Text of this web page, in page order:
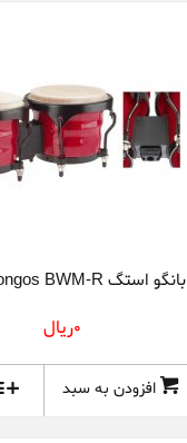
بانگو استگ Stagg Bongos BWM-R
0ريال
افزودن به سبد